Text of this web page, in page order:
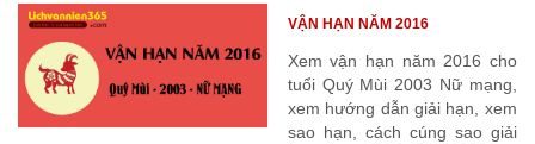
Xem vận hạn năm 2016 cho
tuổi Quý Mùi 2003 Nữ mạng,
xem hướng dẫn giải hạn, xem
sao hạn, cách cúng sao giải
VẬN HẠN NĂM 2016